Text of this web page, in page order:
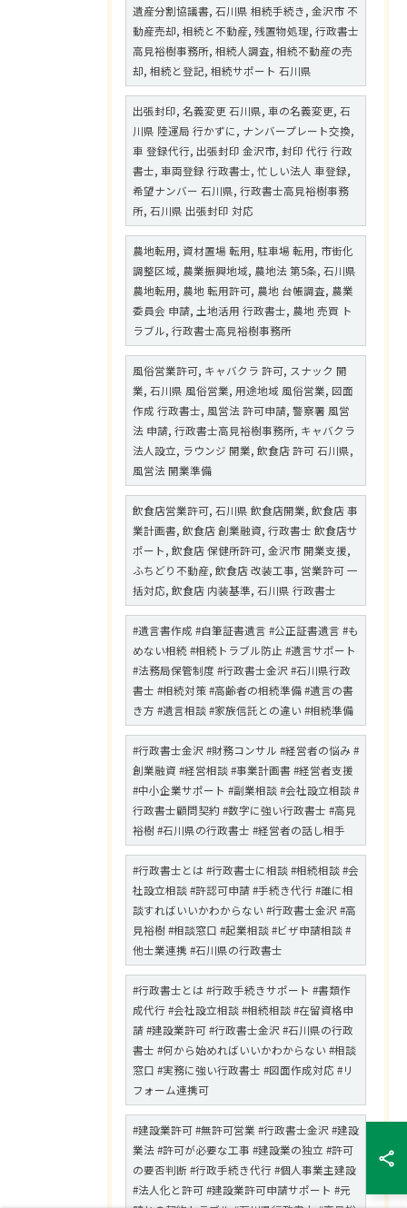
遺産分割協議書, 石川県 相続手続き, 金沢市 不
動産売却, 相続と不動産, 残置物処理, 行政書士
高見裕樹事務所, 相続人調査, 相続不動産の売
却, 相続と登記, 相続サポート 石川県
出張封印, 名義変更 石川県, 車の名義変更, 石
川県 陸運局 行かずに, ナンバープレート交換,
車 登録代行, 出張封印 金沢市, 封印 代行 行政
書士, 車両登録 行政書士, 忙しい法人 車登録,
希望ナンバー 石川県, 行政書士高見裕樹事務
所, 石川県 出張封印 対応
農地転用, 資材置場 転用, 駐車場 転用, 市街化
調整区域, 農業振興地域, 農地法 第5条, 石川県
農地転用, 農地 転用許可, 農地 台帳調査, 農業
委員会 申請, 土地活用 行政書士, 農地 売買 ト
ラブル, 行政書士高見裕樹事務所
風俗営業許可, キャバクラ 許可, スナック 開
業, 石川県 風俗営業, 用途地域 風俗営業, 図面
作成 行政書士, 風営法 許可申請, 警察署 風営
法 申請, 行政書士高見裕樹事務所, キャバクラ
法人設立, ラウンジ 開業, 飲食店 許可 石川県,
風営法 開業準備
飲食店営業許可, 石川県 飲食店開業, 飲食店 事
業計画書, 飲食店 創業融資, 行政書士 飲食店サ
ポート, 飲食店 保健所許可, 金沢市 開業支援,
ふちどり不動産, 飲食店 改装工事, 営業許可 一
括対応, 飲食店 内装基準, 石川県 行政書士
#遺言書作成 #自筆証書遺言 #公正証書遺言 #も
めない相続 #相続トラブル防止 #遺言サポート
#法務局保管制度 #行政書士金沢 #石川県行政
書士 #相続対策 #高齢者の相続準備 #遺言の書
き方 #遺言相談 #家族信託との違い #相続準備
#行政書士金沢 #財務コンサル #経営者の悩み #
創業融資 #経営相談 #事業計画書 #経営者支援
#中小企業サポート #副業相談 #会社設立相談 #
行政書士顧問契約 #数字に強い行政書士 #高見
裕樹 #石川県の行政書士 #経営者の話し相手
#行政書士とは #行政書士に相談 #相続相談 #会
社設立相談 #許認可申請 #手続き代行 #誰に相
談すればいいかわからない #行政書士金沢 #高
見裕樹 #相談窓口 #起業相談 #ビザ申請相談 #
他士業連携 #石川県の行政書士
#行政書士とは #行政手続きサポート #書類作
成代行 #会社設立相談 #相続相談 #在留資格申
請 #建設業許可 #行政書士金沢 #石川県の行政
書士 #何から始めればいいかわからない #相談
窓口 #実務に強い行政書士 #図面作成対応 #リ
フォーム連携可
#建設業許可 #無許可営業 #行政書士金沢 #建設
業法 #許可が必要な工事 #建設業の独立 #許可
の要否判断 #行政手続き代行 #個人事業主建設
#法人化と許可 #建設業許可申請サポート #元